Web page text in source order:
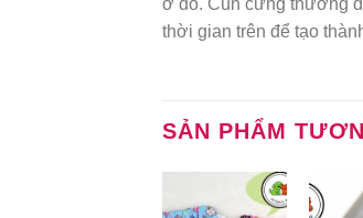
thời gian trên để tạo
SẢN PHẨM